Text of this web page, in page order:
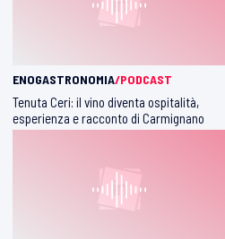
ENOGASTRONOMIA/PODCAST
Tenuta Ceri: il vino diventa ospitalità,
esperienza e racconto di Carmignano